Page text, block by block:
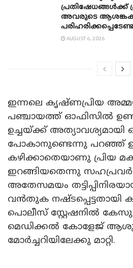
പ്രതിഷേധങ്ങൾക്ക്
അവരുടെ
AUGUST 6, 2026
ഇന്നലെ കൃഷ്ണപ്രിയ
പഞ്ചായത്ത് ഓഫിസിൽ
ഉച്ചയ്ക്ക് അത്യാവശ്യമായി
പോകാനുണ്ടെന്നു
കഴിക്കാതെയാണു പ്രിയ
ഇറങ്ങിയതെന്നു
അതേസമയം
വൻതുക നഷ്ടപ്പെട്ടതായി
പൊലീസ് സ്റ്റേഷനിൽ
മെഡിക്കൽ കോളേജ്
മോർച്ചറിയിലേക്കു മാറ്റി.